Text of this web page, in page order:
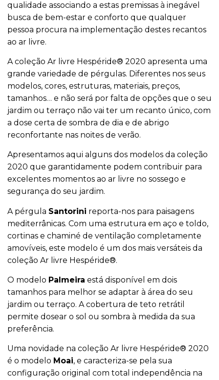
qualidade associando a estas premissas à inegável
busca de bem-estar e conforto que qualquer
pessoa procura na implementação destes recantos
ao ar livre.
A coleção Ar livre Hespéride® 2020 apresenta uma
grande variedade de pérgulas. Diferentes nos seus
modelos, cores, estruturas, materiais, preços,
tamanhos… e não será por falta de opções que o seu
jardim ou terraço não vai ter um recanto único, com
a dose certa de sombra de dia e de abrigo
reconfortante nas noites de verão.
Apresentamos aqui alguns dos modelos da coleção
2020 que garantidamente podem contribuir para
excelentes momentos ao ar livre no sossego e
segurança do seu jardim.
A pérgula Santorini reporta-nos para paisagens
mediterrânicas. Com uma estrutura em aço e toldo,
cortinas e chaminé de ventilação completamente
amovíveis, este modelo é um dos mais versáteis da
coleção Ar livre Hespéride®.
O modelo Palmeira está disponível em dois
tamanhos para melhor se adaptar à área do seu
jardim ou terraço. A cobertura de teto retrátil
permite dosear o sol ou sombra à medida da sua
preferência.
Uma novidade na coleção Ar livre Hespéride® 2020
é o modelo Moai, e caracteriza-se pela sua
configuração original com total independência na